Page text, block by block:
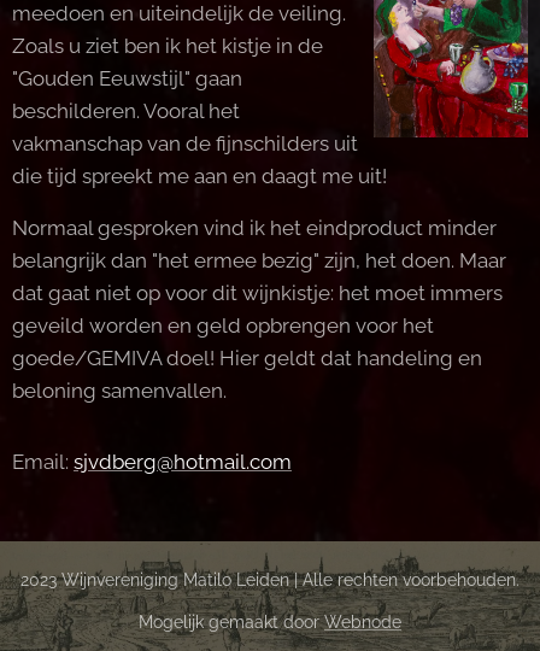
meedoen en uiteindelijk de veiling.
Zoals u ziet ben ik het kistje in de
"Gouden Eeuwstijl" gaan
beschilderen. Vooral het
vakmanschap van de fijnschilders uit
die tijd spreekt me aan en daagt me uit!
Normaal gesproken vind ik het eindproduct minder
belangrijk dan "het ermee bezig" zijn, het doen. Maar
dat gaat niet op voor dit wijnkistje: het moet immers
geveild worden en geld opbrengen voor het
goede/GEMIVA doel! Hier geldt dat handeling en
beloning samenvallen.
Email: sjvdberg@hotmail.com
2023 Wijnvereniging Matilo Leiden | Alle rechten voorbehouden.
Mogelijk gemaakt doorWebnode